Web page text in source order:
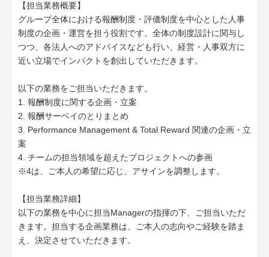
【担当業務概要】
グループ全体における報酬制度・評価制度を中心とした人事
制度の企画・運営を担う役割です。全体の制度設計に関与し
つつ、各法人へのアドバイスなども行い、経営・人事双方に
近い立場でインパクトを創出していただきます。
以下の業務をご担当いただきます。
1. 報酬制度に関する企画・立案
2. 報酬サーベイのとりまとめ
3. Performance Management & Total Reward 関連の企画・立
案
4. チームの担当領域を超えたプロジェクトへの参画
※4は、ご本人の希望に応じ、アサインを調整します。
【担当業務詳細】
以下の業務を中心に担当Managerの指揮の下、ご担当いただ
きます。担当する企画業務は、ご本人の志向やご経験を踏ま
え、決定させていただきます。